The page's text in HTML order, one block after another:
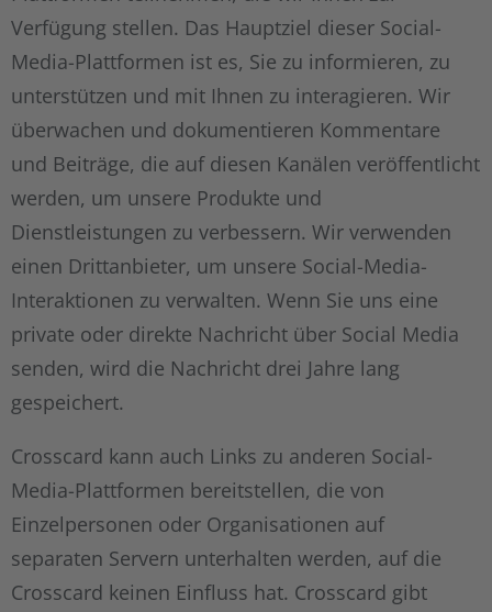
Verfügung stellen. Das Hauptziel dieser Social-
Media-Plattformen ist es, Sie zu informieren, zu
unterstützen und mit Ihnen zu interagieren. Wir
überwachen und dokumentieren Kommentare
und Beiträge, die auf diesen Kanälen veröffentlicht
werden, um unsere Produkte und
Dienstleistungen zu verbessern. Wir verwenden
einen Drittanbieter, um unsere Social-Media-
Interaktionen zu verwalten. Wenn Sie uns eine
private oder direkte Nachricht über Social Media
senden, wird die Nachricht drei Jahre lang
gespeichert.
Crosscard kann auch Links zu anderen Social-
Media-Plattformen bereitstellen, die von
Einzelpersonen oder Organisationen auf
separaten Servern unterhalten werden, auf die
Crosscard keinen Einfluss hat. Crosscard gibt